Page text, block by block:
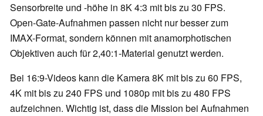
Sensorbreite und -höhe in 8K 4:3 mit bis zu 30 FPS.
Open-Gate-Aufnahmen passen nicht nur besser zum
IMAX-Format, sondern können mit anamorphotischen
Objektiven auch für 2,40:1-Material genutzt werden.
Bei 16:9-Videos kann die Kamera 8K mit bis zu 60 FPS,
4K mit bis zu 240 FPS und 1080p mit bis zu 480 FPS
aufzeichnen. Wichtig ist, dass die Mission bei Aufnahmen